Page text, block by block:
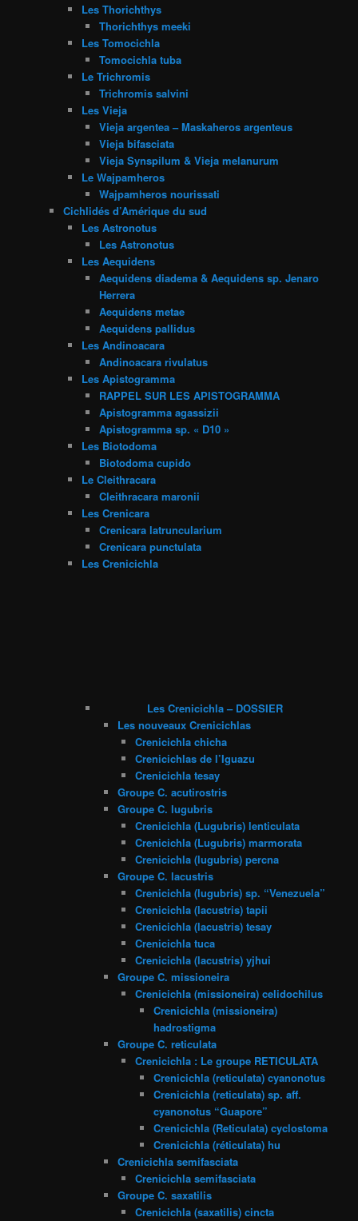
Les Thorichthys
Thorichthys meeki
Les Tomocichla
Tomocichla tuba
Le Trichromis
Trichromis salvini
Les Vieja
Vieja argentea – Maskaheros argenteus
Vieja bifasciata
Vieja Synspilum & Vieja melanurum
Le Wajpamheros
Wajpamheros nourissati
Cichlidés d’Amérique du sud
Les Astronotus
Les Astronotus
Les Aequidens
Aequidens diadema & Aequidens sp. Jenaro
Herrera
Aequidens metae
Aequidens pallidus
Les Andinoacara
Andinoacara rivulatus
Les Apistogramma
RAPPEL SUR LES APISTOGRAMMA
Apistogramma agassizii
Apistogramma sp. « D10 »
Les Biotodoma
Biotodoma cupido
Le Cleithracara
Cleithracara maronii
Les Crenicara
Crenicara latruncularium
Crenicara punctulata
Les Crenicichla
Les Crenicichla – DOSSIER
Les nouveaux Crenicichlas
Crenicichla chicha
Crenicichlas de l’Iguazu
Crenicichla tesay
Groupe C. acutirostris
Groupe C. lugubris
Crenicichla (Lugubris) lenticulata
Crenicichla (Lugubris) marmorata
Crenicichla (lugubris) percna
Groupe C. lacustris
Crenicichla (lugubris) sp. “Venezuela”
Crenicichla (lacustris) tapii
Crenicichla (lacustris) tesay
Crenicichla tuca
Crenicichla (lacustris) yjhui
Groupe C. missioneira
Crenicichla (missioneira) celidochilus
Crenicichla (missioneira)
hadrostigma
Groupe C. reticulata
Crenicichla : Le groupe RETICULATA
Crenicichla (reticulata) cyanonotus
Crenicichla (reticulata) sp. aff.
cyanonotus “Guapore”
Crenicichla (Reticulata) cyclostoma
Crenicichla (réticulata) hu
Crenicichla semifasciata
Crenicichla semifasciata
Groupe C. saxatilis
Crenicichla (saxatilis) cincta